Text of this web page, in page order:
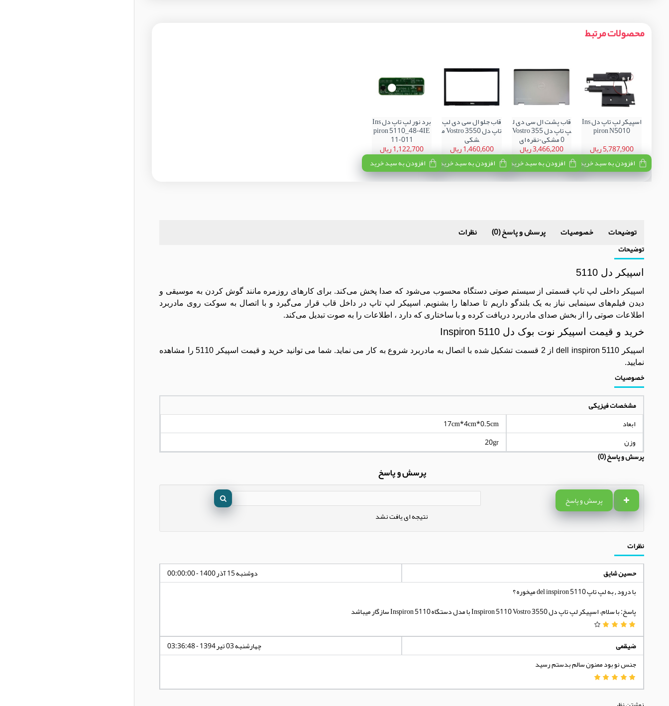
محصولات مرتبط
اسپیکر لپ تاپ دل Ins
piron N5010
5,787,900 ریال
افزودن به سبد خرید
قاب پشت ال سی دی ل
پ تاپ دل Vostro 355
0 مشکی-نقره ای
3,466,200 ریال
افزودن به سبد خرید
قاب جلو ال سی دی لپ
تاپ دل Vostro 3550 م
شکی
1,460,600 ریال
افزودن به سبد خرید
برد نور لپ تاپ دل Ins
piron 5110_48-4IE
11-011
1,122,700 ریال
افزودن به سبد خرید
توضیحات خصوصیات پرسش و پاسخ (0) نظرات
توضیحات
اسپیکر دل 5110
اسپیکر داخلی لپ تاپ قسمتی از سیستم صوتی دستگاه محسوب می‌شود که صدا پخش می‌کند. برای کارهای روزمره مانند گوش کردن به موسیقی و
دیدن فیلم‌های سینمایی نیاز به یک بلندگو داریم تا صداها را بشنویم. اسپیکر لپ تاپ در داخل قاب قرار می‌گیرد و با اتصال به سوکت روی مادربرد
اطلاعات صوتی را از بخش صدای مادربرد دریافت کرده و با ساختاری که دارد ، اطلاعات را به صوت تبدیل می‌کند.
خرید و قیمت اسپیکر نوت بوک دل Inspiron 5110
اسپیکر dell inspiron 5110 از 2 قسمت تشکیل شده با اتصال به مادربرد شروع به کار می نماید. شما می توانید خرید و قیمت اسپیکر 5110 را مشاهده
نمایید.
خصوصیات
مشخصات فیزیکی
ابعاد
17cm*4cm*0.5cm
وزن
20gr
پرسش و پاسخ (0)
پرسش و پاسخ
پرسش و پاسخ
نتیجه ای یافت نشد
نظرات
حسین شایق
دوشنبه 15 آذر 1400 - 00:00:00
با درود , به لپ تاپ del inspiron 5110 میخوره ؟
پاسخ: با سلام، اسپیکر لپ تاپ دل Inspiron 5110 Vostro 3550 با مدل دستگاه Inspiron 5110 سازگار میباشد
ضیقمی
چهارشنبه 03 تیر 1394 - 03:36:48
جنس نو بود ممنون سالم بدستم رسید